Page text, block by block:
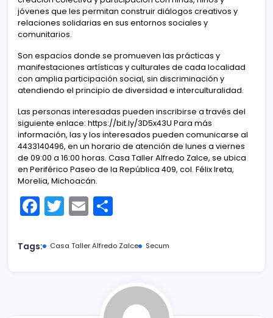
jóvenes que les permitan construir diálogos creativos y
relaciones solidarias en sus entornos sociales y
comunitarios.
Son espacios donde se promueven las prácticas y
manifestaciones artísticas y culturales de cada localidad
con amplia participación social, sin discriminación y
atendiendo el principio de diversidad e interculturalidad.
Las personas interesadas pueden inscribirse a través del
siguiente enlace: https://bit.ly/3D5x43U Para más
información, las y los interesados pueden comunicarse al
4433140496, en un horario de atención de lunes a viernes
de 09:00 a 16:00 horas. Casa Taller Alfredo Zalce, se ubica
en Periférico Paseo de la República 409, col. Félix Ireta,
Morelia, Michoacán.
F
a
c
T
w
itt
E
m
ai m
ar
tir
Tags: Casa Taller Alfredo Zalce Secum